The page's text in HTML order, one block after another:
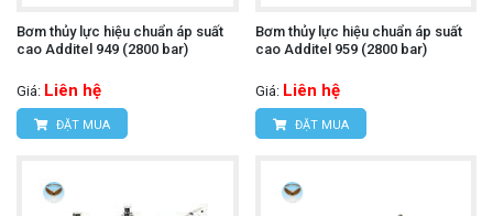
Bơm thủy lực hiệu chuẩn áp suất
cao Additel 949 (2800 bar)
Giá: Liên hệ
ĐẶT MUA
Bơm thủy lực hiệu chuẩn áp suất
cao Additel 959 (2800 bar)
Giá: Liên hệ
ĐẶT MUA